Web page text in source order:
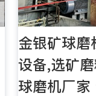
金银矿球磨
设备,选矿
球磨机厂